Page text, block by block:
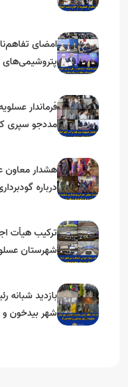
پتروشیمی‌های
فرماندار
مددجو سپری
هشدار معاون
درباره
ترکیب هیأت
شهرستان
بازدید شبانه
شهر بیدخون و